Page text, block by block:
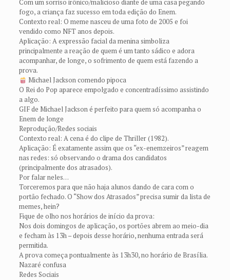
Com um sorriso irônico/malicioso diante de uma casa pegando
fogo, a criança faz sucesso em toda edição do Enem.
Contexto real: O meme nasceu de uma foto de 2005 e foi
vendido como NFT anos depois.
Aplicação: A expressão facial da menina simboliza
principalmente a reação de quem é um tanto sádico e adora
acompanhar, de longe, o sofrimento de quem está fazendo a
prova.
Michael Jackson comendo pipoca
O Rei do Pop aparece empolgado e concentradíssimo assistindo
a algo.
GIF de Michael Jackson é perfeito para quem só acompanha o
Enem de longe
Reprodução/Redes sociais
Contexto real: A cena é do clipe de Thriller (1982).
Aplicação: É exatamente assim que os “ex-enemzeiros” reagem
nas redes: só observando o drama dos candidatos
(principalmente dos atrasados).
Por falar neles…
Torceremos para que não haja alunos dando de cara com o
portão fechado. O “Show dos Atrasados” precisa sumir da lista de
memes, hein?
Fique de olho nos horários de início da prova:
Nos dois domingos de aplicação, os portões abrem ao meio-dia
e fecham às 13h – depois desse horário, nenhuma entrada será
permitida.
A prova começa pontualmente às 13h30, no horário de Brasília.
Nazaré confusa
Redes Sociais